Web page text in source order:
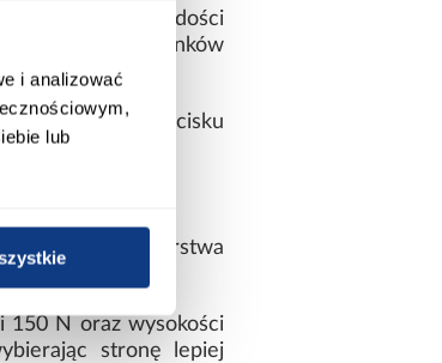
i analizować
lub
swojej twardości
od warunków
Po ustaniu nacisku
Dodatkowa warstwa
150 N oraz wysokości
stronę lepiej